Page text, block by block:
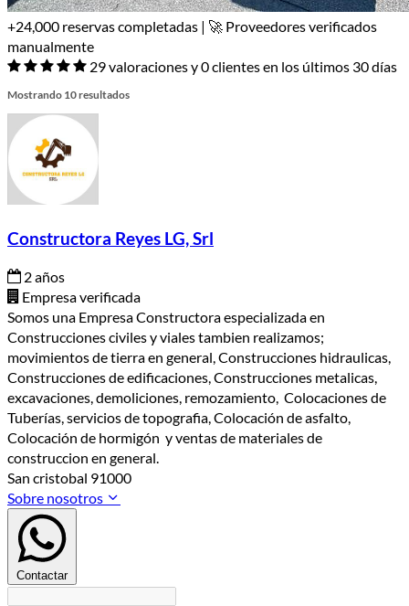
+24,000 reservas completadas | 🚀 Proveedores verificados
manualmente
29 valoraciones y 0 clientes en los últimos 30 días
Mostrando 10 resultados
Constructora Reyes LG, Srl
2 años
Empresa verificada
Somos una Empresa Constructora especializada en
Construcciones civiles y viales tambien realizamos;
movimientos de tierra en general, Construcciones hidraulicas,
Construcciones de edificaciones, Construcciones metalicas,
excavaciones, demoliciones, remozamiento, Colocaciones de
Tuberías, servicios de topografia, Colocación de asfalto,
Colocación de hormigón y ventas de materiales de
construccion en general.
San cristobal 91000
Sobre nosotros
Contactar